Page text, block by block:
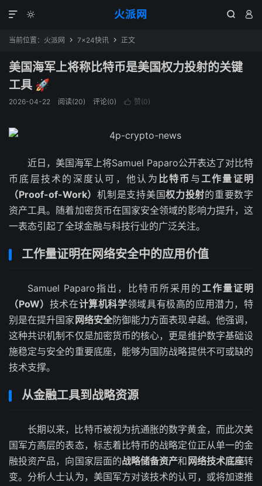
火派网
  

当前位置： 火派网  7×24快讯  正文
美国海军上将称比特币是美国权力投射的关键
工具 🚀
2026-04-22 阅读(20) 评论(0)  赞(0)
近日，美国海军上将Samuel Paparo公开表达了对比特
币底层技术的深度认可，他认为 比特币 与工作量证明
（Proof-of-Work）机制是支持美国权力投射的重要数字
资产工具。随着加密货币在国家安全领域的影响力提升，这
一表态引起了全球金融与科技行业的广泛关注。
工作量证明在网络安全中的应用价值
Samuel Paparo指出，比特币所采用的工作量证明
（PoW） 技术在计算机科学领域具有极高的应用潜力，特
别是在提升国家 网络安全防御能力方面表现卓越。他强调，
这种共识机制不仅是加密货币的核心，更是维护数字基础设
施稳定与安全的重要底座，能够为国防战略提供不可或缺的
技术支撑。
从金融工具到战略资源
长期以来，比特币被视为抗通胀的数字黄金，而此次美
国军方高层的表态，标志着比特币的战略定位正从单一的金
融投资产品，向国家层面的战略储备资产和 网络技术底座转
变。分析人士认为，美国军方对该技术的认可，或将加速推